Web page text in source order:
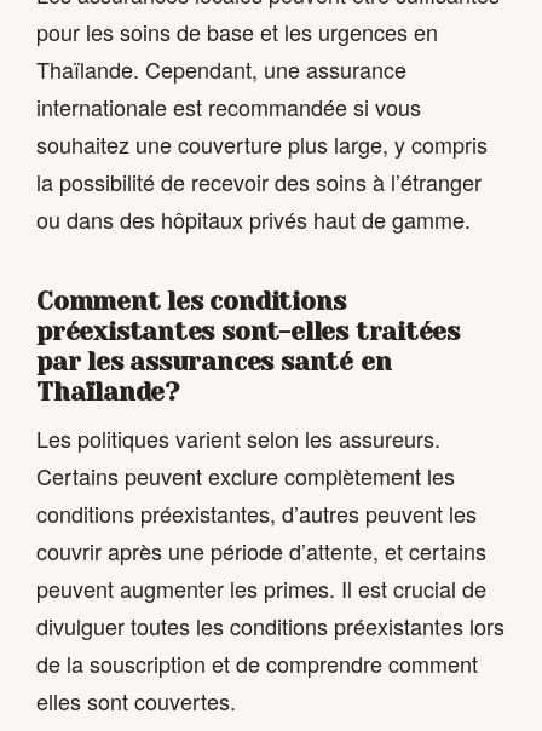
pour les soins de base et les urgences en
Thaïlande. Cependant, une assurance
internationale est recommandée si vous
souhaitez une couverture plus large, y compris
la possibilité de recevoir des soins à l’étranger
ou dans des hôpitaux privés haut de gamme.
Comment les conditions
préexistantes sont-elles traitées
par les assurances santé en
Thaïlande?
Les politiques varient selon les assureurs.
Certains peuvent exclure complètement les
conditions préexistantes, d’autres peuvent les
couvrir après une période d’attente, et certains
peuvent augmenter les primes. Il est crucial de
divulguer toutes les conditions préexistantes lors
de la souscription et de comprendre comment
elles sont couvertes.